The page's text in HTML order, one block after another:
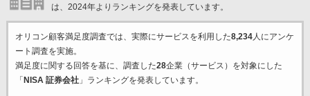
は、2024年よりランキングを発表しています。
オリコン顧客満足度調査では、実際にサービスを利用した8,234人にアンケ
ート調査を実施。
満足度に関する回答を基に、調査した28企業（サービス）を対象にした
「NISA 証券会社」ランキングを発表しています。